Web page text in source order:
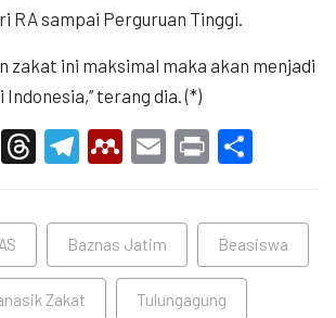
RA sampai Perguruan Tinggi.
zakat ini maksimal maka akan menjadi
terang dia. (*)
X Threads
Telegram
Mendeley
Email
Print
Baznas Jatim Beasiswa
Zakat Tulungagung